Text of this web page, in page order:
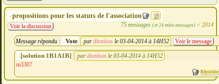
propositions pour les statuts de l'association
75 messages ( et 24 méta-messages)< 2014
Voir la discussion
Message répondu : Vote par dionisos le 03-04-2014 à 14H52 Voir le message
[solution 1B1A1B] par dionisos le 03-04-2014 à 14H52
m3307
Répondre